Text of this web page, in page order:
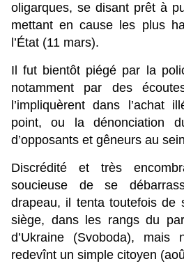
oligarques, se disant prêt à
mettant en cause les plus
l’État (11 mars).
Il fut bientôt piégé par la
notamment par des
l’impliquèrent dans l’achat
point, ou la dénonciation
d’opposants et gêneurs au
Discrédité et très
soucieuse de se
drapeau, il tenta toutefois de
siège, dans les rangs du
d’Ukraine (Svoboda),
redevînt un simple citoyen